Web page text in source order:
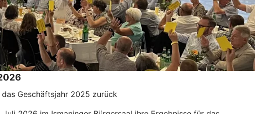
Geschäftsjahr 2025 zurück